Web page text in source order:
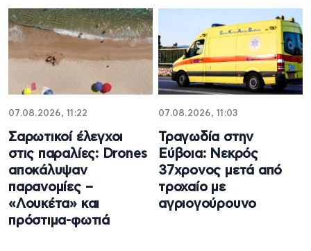
07.08.2026, 11:22
Σαρωτικοί έλεγχοι
στις παραλίες: Drones
αποκάλυψαν
παρανομίες –
«Λουκέτα» και
πρόστιμα-φωτιά
07.08.2026, 11:03
Τραγωδία στην
Εύβοια: Νεκρός
37χρονος μετά από
τροχαίο με
αγριογούρουνο